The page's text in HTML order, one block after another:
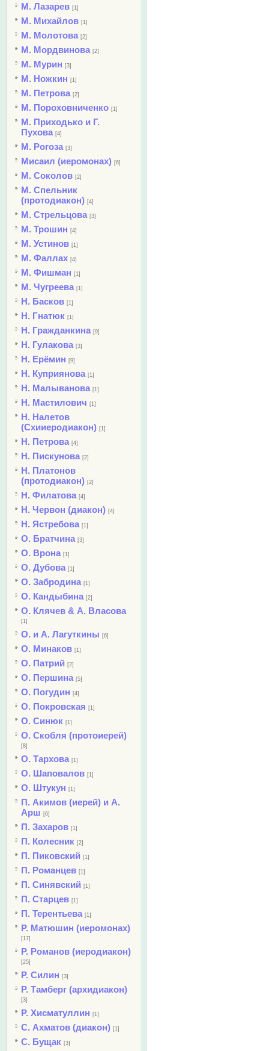
М. Лазарев [1]
М. Михайлов [1]
М. Молотова [2]
М. Мордвинова [2]
М. Мурин [3]
М. Ножкин [1]
М. Петрова [2]
М. Пороховниченко [1]
М. Приходько и Г.
Пухова [4]
М. Рогоза [3]
Мисаил (иеромонах) [6]
М. Соколов [2]
М. Спельник
(протодиакон) [4]
М. Стрельцова [3]
М. Трошин [4]
М. Устинов [1]
М. Фаллах [4]
М. Фишман [1]
М. Чугреева [1]
Н. Басков [1]
Н. Гнатюк [1]
Н. Гражданкина [9]
Н. Гулакова [3]
Н. Ерёмин [9]
Н. Куприянова [1]
Н. Малыванова [1]
Н. Мастилович [1]
Н. Налетов
(Схииеродиакон) [1]
Н. Петрова [4]
Н. Пискунова [2]
Н. Платонов
(протодиакон) [2]
Н. Филатова [4]
Н. Червон (диакон) [4]
Н. Ястребова [1]
О. Братчина [3]
О. Врона [1]
О. Дубова [1]
О. Забродина [1]
О. Кандыбина [2]
О. Клячев & А. Власова
[1]
О. и А. Лагуткины [6]
О. Минаков [1]
О. Патрий [2]
О. Першина [5]
О. Погудин [4]
О. Покровская [1]
О. Синюк [1]
О. Скобля (протоиерей)
[8]
О. Тархова [1]
О. Шаповалов [1]
О. Штукун [1]
П. Акимов (иерей) и А.
Арш [6]
П. Захаров [1]
П. Колесник [2]
П. Пиковский [1]
П. Романцев [1]
П. Синявский [1]
П. Старцев [1]
П. Терентьева [1]
Р. Матюшин (иеромонах)
[17]
Р. Романов (иеродиакон)
[25]
Р. Силин [3]
Р. Тамберг (архидиакон)
[3]
Р. Хисматуллин [1]
С. Ахматов (диакон) [1]
С. Бущак [3]